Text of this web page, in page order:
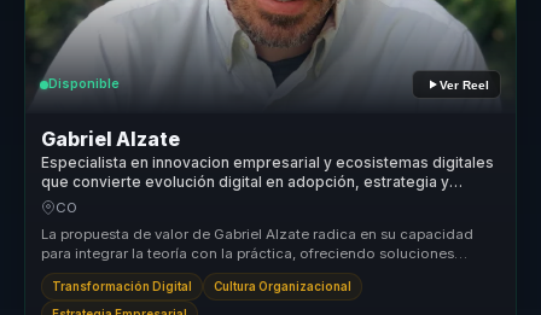
Disponible Ver Reel
Gabriel Alzate
Especialista en innovacion empresarial y ecosistemas digitales
que convierte evolución digital en adopción, estrategia y
ventaja competitiva para empresas.
CO
La propuesta de valor de Gabriel Alzate radica en su capacidad
para integrar la teoría con la práctica, ofreciendo soluciones
digitales q...
Transformación Digital Cultura Organizacional